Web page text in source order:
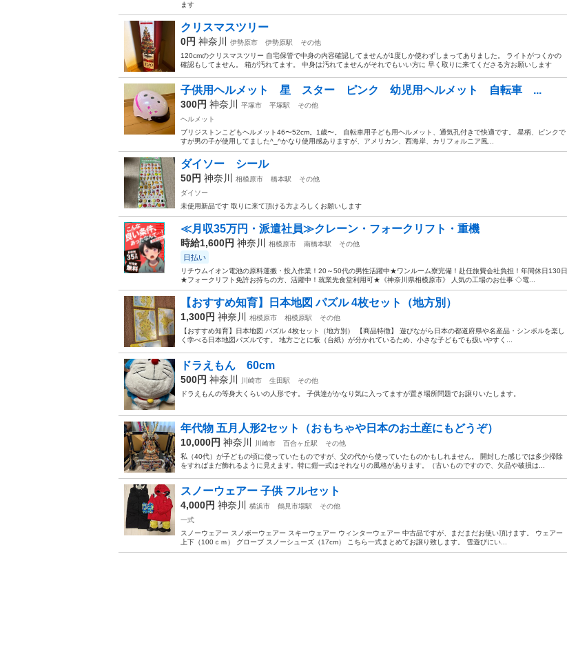
ます
クリスマスツリー
0円 神奈川 伊勢原市 伊勢原駅
その他
120cmのクリスマスツリー 自宅保管で中身の内容確認してませんが1度しか使わずしまってありました。 ライトがつくかの
確認もしてません。 箱が汚れてます。 中身は汚れてませんがそれでもいい方に 早く取りに来てくださる方お願いします
子供用ヘルメット 星 スター ピンク 幼児用ヘルメット 自転車 ...
300円 神奈川 平塚市 平塚駅
その他
ヘルメット
ブリジストンこどもヘルメット46〜52cm。1歳〜。 自転車用子ども用ヘルメット、通気孔付きで快適です。 星柄、ピンクで
すが男の子が使用してました^_^かなり使用感ありますが、アメリカン、西海岸、カリフォルニア風...
ダイソー シール
50円 神奈川 相模原市 橋本駅
その他
ダイソー
未使用新品です 取りに来て頂ける方よろしくお願いします
≪月収35万円・派遣社員≫クレーン・フォークリフト・重機
時給1,600円 神奈川 相模原市 南橋本駅 その他
日払い
リチウムイオン電池の原料運搬・投入作業！20～50代の男性活躍中★ワンルーム寮完備！赴任旅費会社負担！年間休日130日
★フォークリフト免許お持ちの方、活躍中！就業先食堂利用可★《神奈川県相模原市》 人気の工場のお仕事 ◇電...
【おすすめ知育】日本地図 パズル 4枚セット（地方別）
1,300円 神奈川 相模原市 相模原駅
その他
【おすすめ知育】日本地図 パズル 4枚セット（地方別） 【商品特徴】 遊びながら日本の都道府県や名産品・シンボルを楽し
く学べる日本地図パズルです。 地方ごとに板（台紙）が分かれているため、小さな子どもでも扱いやすく...
ドラえもん 60cm
500円 神奈川 川崎市 生田駅
その他
ドラえもんの等身大くらいの人形です。 子供達がかなり気に入ってますが置き場所問題でお譲りいたします。
年代物 五月人形2セット（おもちゃや日本のお土産にもどうぞ）
10,000円 神奈川 川崎市 百合ヶ丘駅
その他
私（40代）が子どもの頃に使っていたものですが、父の代から使っていたものかもしれません。 開封した感じでは多少掃除
をすればまだ飾れるように見えます。特に鎧一式はそれなりの風格があります。（古いものですので、欠品や破損は...
スノーウェアー 子供 フルセット
4,000円 神奈川 横浜市 鶴見市場駅
その他
一式
スノーウェアー スノボーウェアー スキーウェアー ウィンターウェアー 中古品ですが、まだまだお使い頂けます。 ウェアー
上下（100ｃｍ） グローブ スノーシューズ（17cm） こちら一式まとめてお譲り致します。 雪遊びにい...